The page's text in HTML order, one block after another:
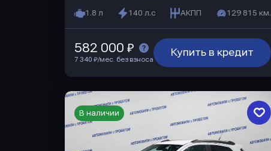
1.8 л 140 л.с АКПП 129 815 км.
Купить в кредит
582 000 ₽
7 340 ₽/мес. без взноса
В наличии